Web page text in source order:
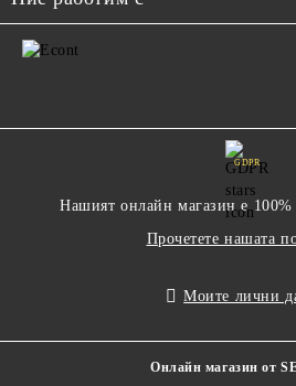
GDPR
Нашият онлайн магазин е 100%
Прочетете нашата
Моите лични
Онлайн магазин от